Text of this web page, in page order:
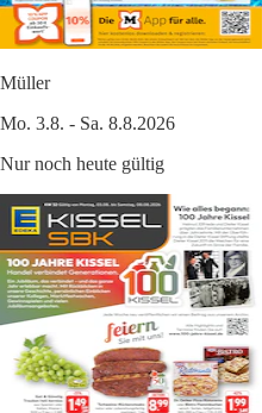
Müller
Mo. 3.8. - Sa. 8.8.2026
Nur noch heute gültig